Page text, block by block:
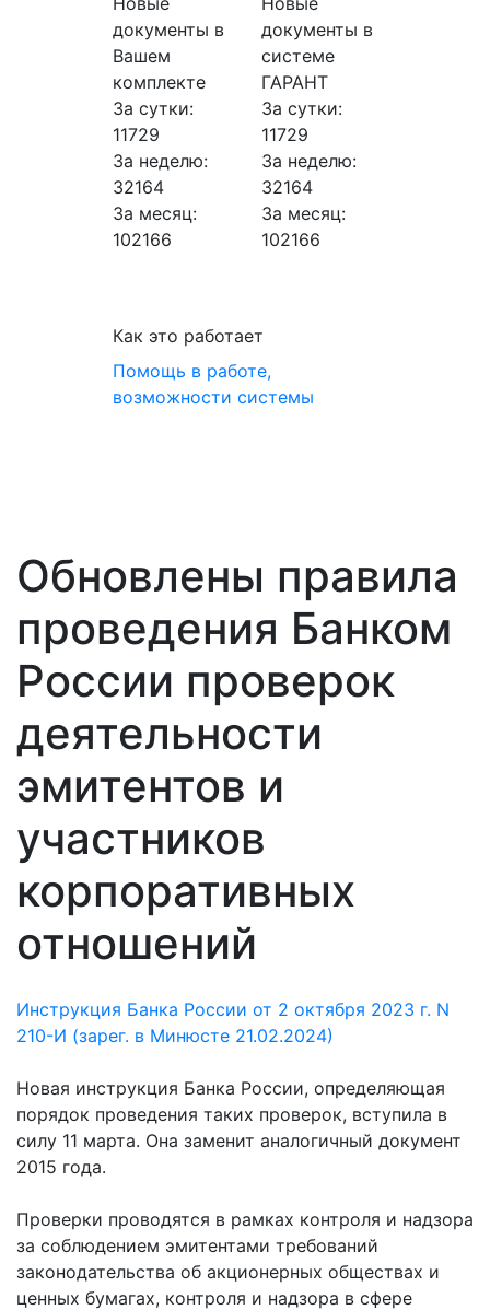
документы в
Вашем
комплекте
За сутки:
11729
За неделю:
32164
За месяц:
102166
документы в
системе
ГАРАНТ
За сутки:
11729
За неделю:
32164
За месяц:
102166
Как это работает
Помощь в работе,
возможности системы
Обновлены правила
проведения Банком
России проверок
деятельности
эмитентов и
участников
корпоративных
отношений
Инструкция Банка России от 2 октября 2023 г. N
210-И (зарег. в Минюсте 21.02.2024)
Новая инструкция Банка России, определяющая
порядок проведения таких проверок, вступила в
силу 11 марта. Она заменит аналогичный документ
2015 года.
Проверки проводятся в рамках контроля и надзора
за соблюдением эмитентами требований
законодательства об акционерных обществах и
ценных бумагах, контроля и надзора в сфере